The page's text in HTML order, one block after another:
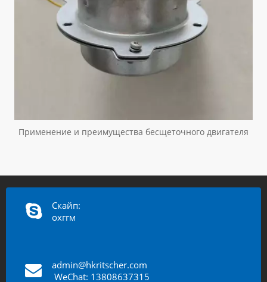
Применение и преимущества бесщеточного двигателя
Скайп:
охггм
admin@hkritscher.com
WeChat: 13808637315